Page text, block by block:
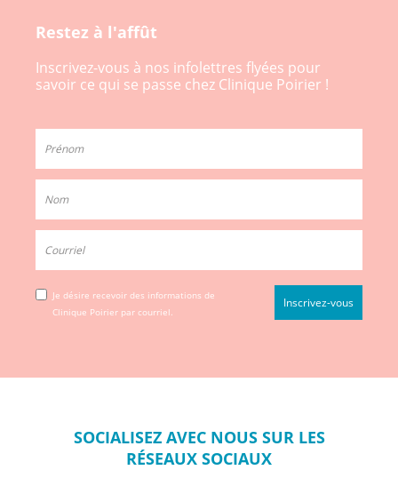
Restez à l'affût
Inscrivez-vous à nos infolettres flyées pour
savoir ce qui se passe chez Clinique Poirier !
Je désire recevoir des informations de
Clinique Poirier par courriel.
SOCIALISEZ AVEC NOUS SUR LES
RÉSEAUX SOCIAUX